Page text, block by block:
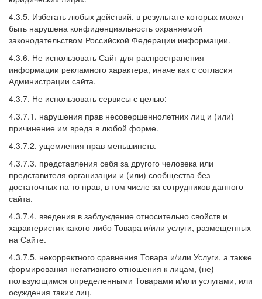
4.3.5. Избегать любых действий, в результате которых может
быть нарушена конфиденциальность охраняемой
законодательством Российской Федерации информации.
4.3.6. Не использовать Сайт для распространения
информации рекламного характера, иначе как с согласия
Администрации сайта.
4.3.7. Не использовать сервисы с целью:
4.3.7.1. нарушения прав несовершеннолетних лиц и (или)
причинение им вреда в любой форме.
4.3.7.2. ущемления прав меньшинств.
4.3.7.3. представления себя за другого человека или
представителя организации и (или) сообщества без
достаточных на то прав, в том числе за сотрудников данного
сайта.
4.3.7.4. введения в заблуждение относительно свойств и
характеристик какого-либо Товара и/или услуги, размещенных
на Сайте.
4.3.7.5. некорректного сравнения Товара и/или Услуги, а также
формирования негативного отношения к лицам, (не)
пользующимся определенными Товарами и/или услугами, или
осуждения таких лиц.